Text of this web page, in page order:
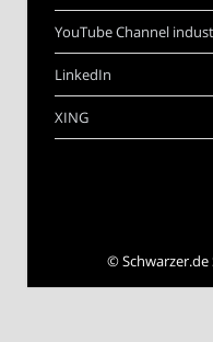
YouTube Channel
LinkedIn
XING
©